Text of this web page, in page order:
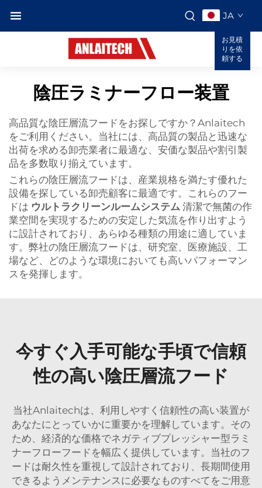
JA
お見積
りを依
頼する
陰圧ラミナーフロー装置
高品質な陰圧層流フードをお探しですか？Anlaitech
をご利用ください。当社には、高品質の製品と迅速な
出荷を求める卸売業者に最適な、安価な製品や割引製
品を多数取り揃えています。
これらの陰圧層流フードは、産業規格を満たす優れた
設備を探している卸売顧客に最適です。これらのフー
ドは ウルトラクリーンルームシステム 清潔で無菌の作
業空間を実現するための安定した気流を作り出すよう
に設計されており、あらゆる種類の用途に適していま
す。弊社の陰圧層流フードは、研究室、医療施設、工
場など、どのような環境においても高いパフォーマン
スを発揮します。
今すぐ入手可能な手頃で信頼
性の高い陰圧層流フード
当社Anlaitechは、利用しやすく信頼性の高い装置が
あなたにとっていかに重要かを理解しています。その
ため、経済的な価格でネガティブプレッシャー型ラミ
ナーフローフードを幅広く提供しています。当社のフ
ードは耐久性を重視して設計されており、長期間使用
できるようメンテナンスに必要なものすべてをご用意